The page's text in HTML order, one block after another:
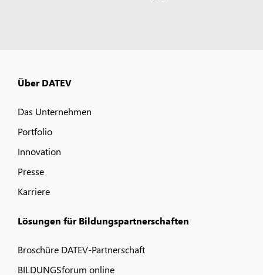
Über DATEV
Das Unternehmen
Portfolio
Innovation
Presse
Karriere
Lösungen für Bildungspartnerschaften
Broschüre DATEV-Partnerschaft
BILDUNGSforum online